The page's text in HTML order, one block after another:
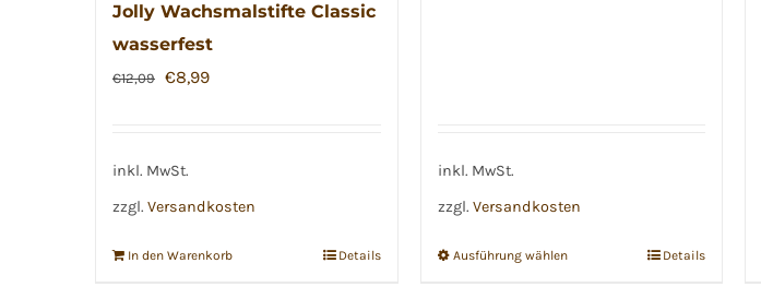
Jolly Wachsmalstifte Classic
wasserfest
€12,09 Ursprünglicher
€12,09
€8,99Aktueller
inkl. MwSt.
zzgl. Versandkosten
In den Warenkorb Details
inkl. MwSt.
zzgl. Versandkosten
Ausführung wählenDieses
Details